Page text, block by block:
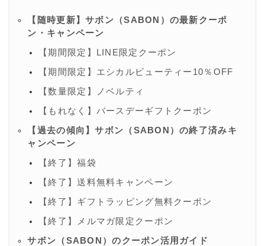
【随時更新】サボン（SABON）の最新クーポ
ン・キャンペーン
【期間限定】LINE限定クーポン
【期間限定】エシカルビューティー10％OFF
【数量限定】ノベルティ
【もれなく】バースデーギフトクーポン
【過去の傾向】サボン（SABON）の終了済みキ
ャンペーン
【終了】福袋
【終了】送料無料キャンペーン
【終了】ギフトラッピング無料クーポン
【終了】メルマガ限定クーポン
サボン（SABON）のクーポン活用ガイド